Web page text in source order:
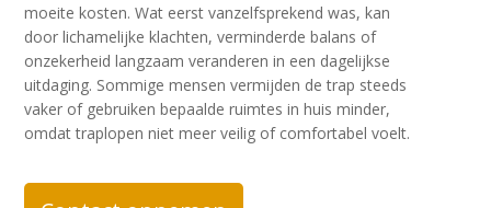
moeite kosten. Wat eerst vanzelfsprekend was, kan
door lichamelijke klachten, verminderde balans of
onzekerheid langzaam veranderen in een dagelijkse
uitdaging. Sommige mensen vermijden de trap steeds
vaker of gebruiken bepaalde ruimtes in huis minder,
omdat traplopen niet meer veilig of comfortabel voelt.